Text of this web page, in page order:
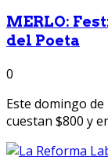
MERLO:
del Poeta
0
Este domingo de
cuestan $800 y